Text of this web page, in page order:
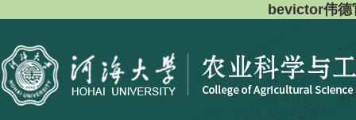
bevictor伟德